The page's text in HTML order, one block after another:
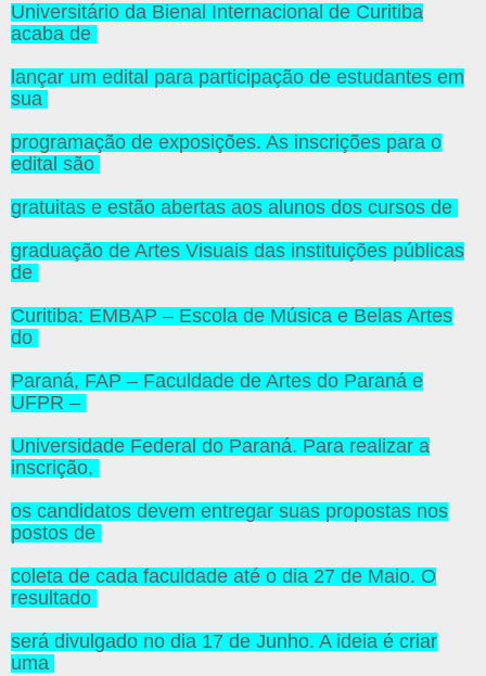
Universitário da Bienal Internacional de Curitiba
acaba de
lançar um edital para participação de estudantes em
sua
programação de exposições. As inscrições para o
edital são
gratuitas e estão abertas aos alunos dos cursos de
graduação de Artes Visuais das instituições públicas
de
Curitiba: EMBAP – Escola de Música e Belas Artes
do
Paraná, FAP – Faculdade de Artes do Paraná e
UFPR –
Universidade Federal do Paraná. Para realizar a
inscrição,
os candidatos devem entregar suas propostas nos
postos de
coleta de cada faculdade até o dia 27 de Maio. O
resultado
será divulgado no dia 17 de Junho. A ideia é criar
uma